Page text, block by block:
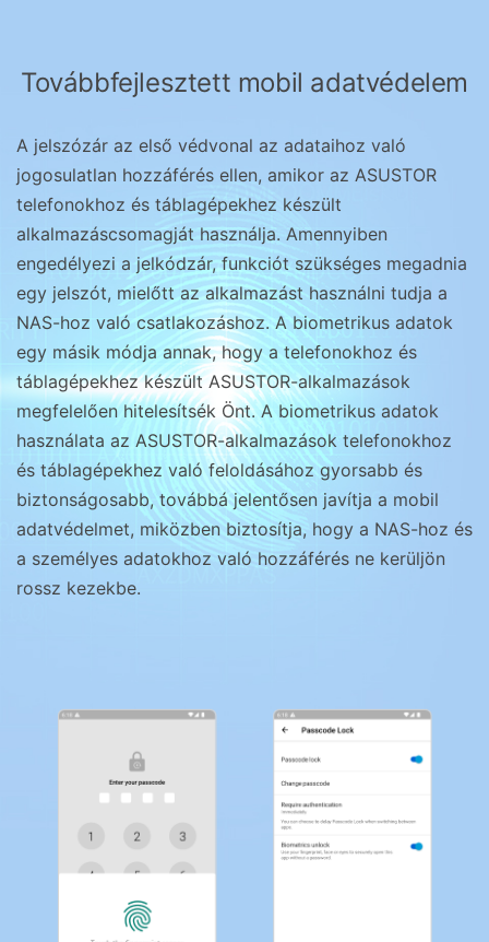
Továbbfejlesztett mobil adatvédelem
A jelszózár az első védvonal az adataihoz való
jogosulatlan hozzáférés ellen, amikor az ASUSTOR
telefonokhoz és táblagépekhez készült
alkalmazáscsomagját használja. Amennyiben
engedélyezi a jelkódzár, funkciót szükséges megadnia
egy jelszót, mielőtt az alkalmazást használni tudja a
NAS-hoz való csatlakozáshoz. A biometrikus adatok
egy másik módja annak, hogy a telefonokhoz és
táblagépekhez készült ASUSTOR-alkalmazások
megfelelően hitelesítsék Önt. A biometrikus adatok
használata az ASUSTOR-alkalmazások telefonokhoz
és táblagépekhez való feloldásához gyorsabb és
biztonságosabb, továbbá jelentősen javítja a mobil
adatvédelmet, miközben biztosítja, hogy a NAS-hoz és
a személyes adatokhoz való hozzáférés ne kerüljön
rossz kezekbe.